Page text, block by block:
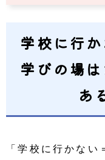
学校に行
学びの場
あ
「学校に行かない